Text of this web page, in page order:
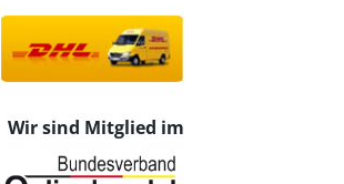
Wir sind Mitglied im